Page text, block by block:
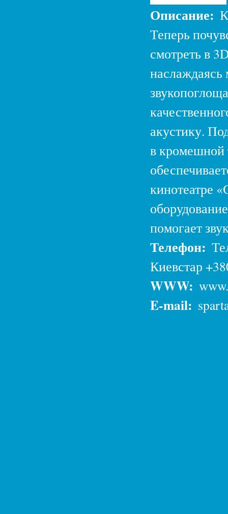
Описание:
Теперь
смотреть в
наслаждаясь
акустику.
в кромешной
кинотеатре
помогает
Телефон:
Киевстар
WWW:
E-mail: